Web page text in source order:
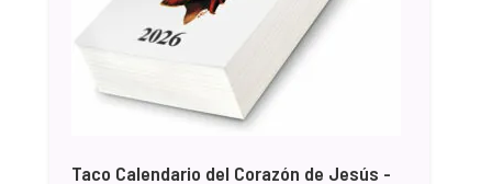
Taco Calendario del Corazón de Jesús -